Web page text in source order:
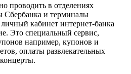
проводить в отделениях
Сбербанка и терминалы
кабинет интернет-банка
Это специальный сервис,
например, купонов и
оплаты развлекательных